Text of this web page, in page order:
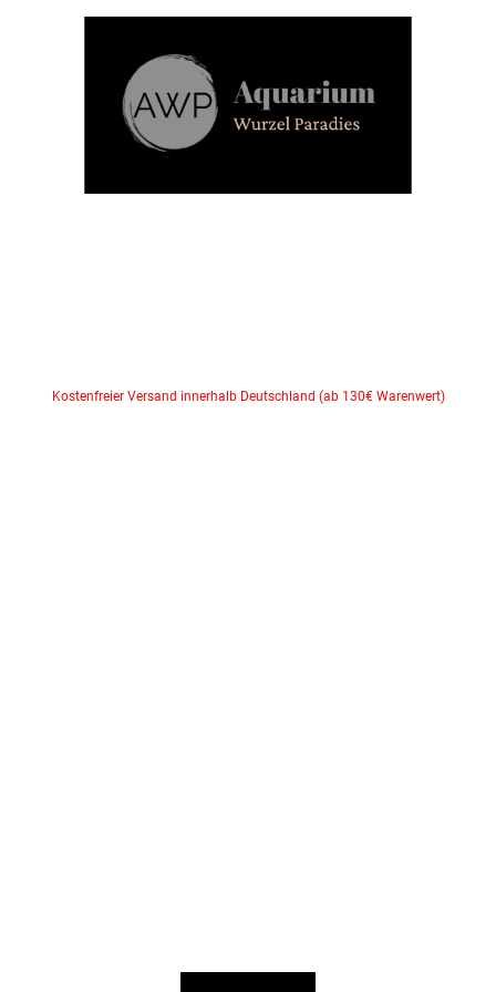
Kostenfreier Versand innerhalb Deutschland (ab 130€ Warenwert)